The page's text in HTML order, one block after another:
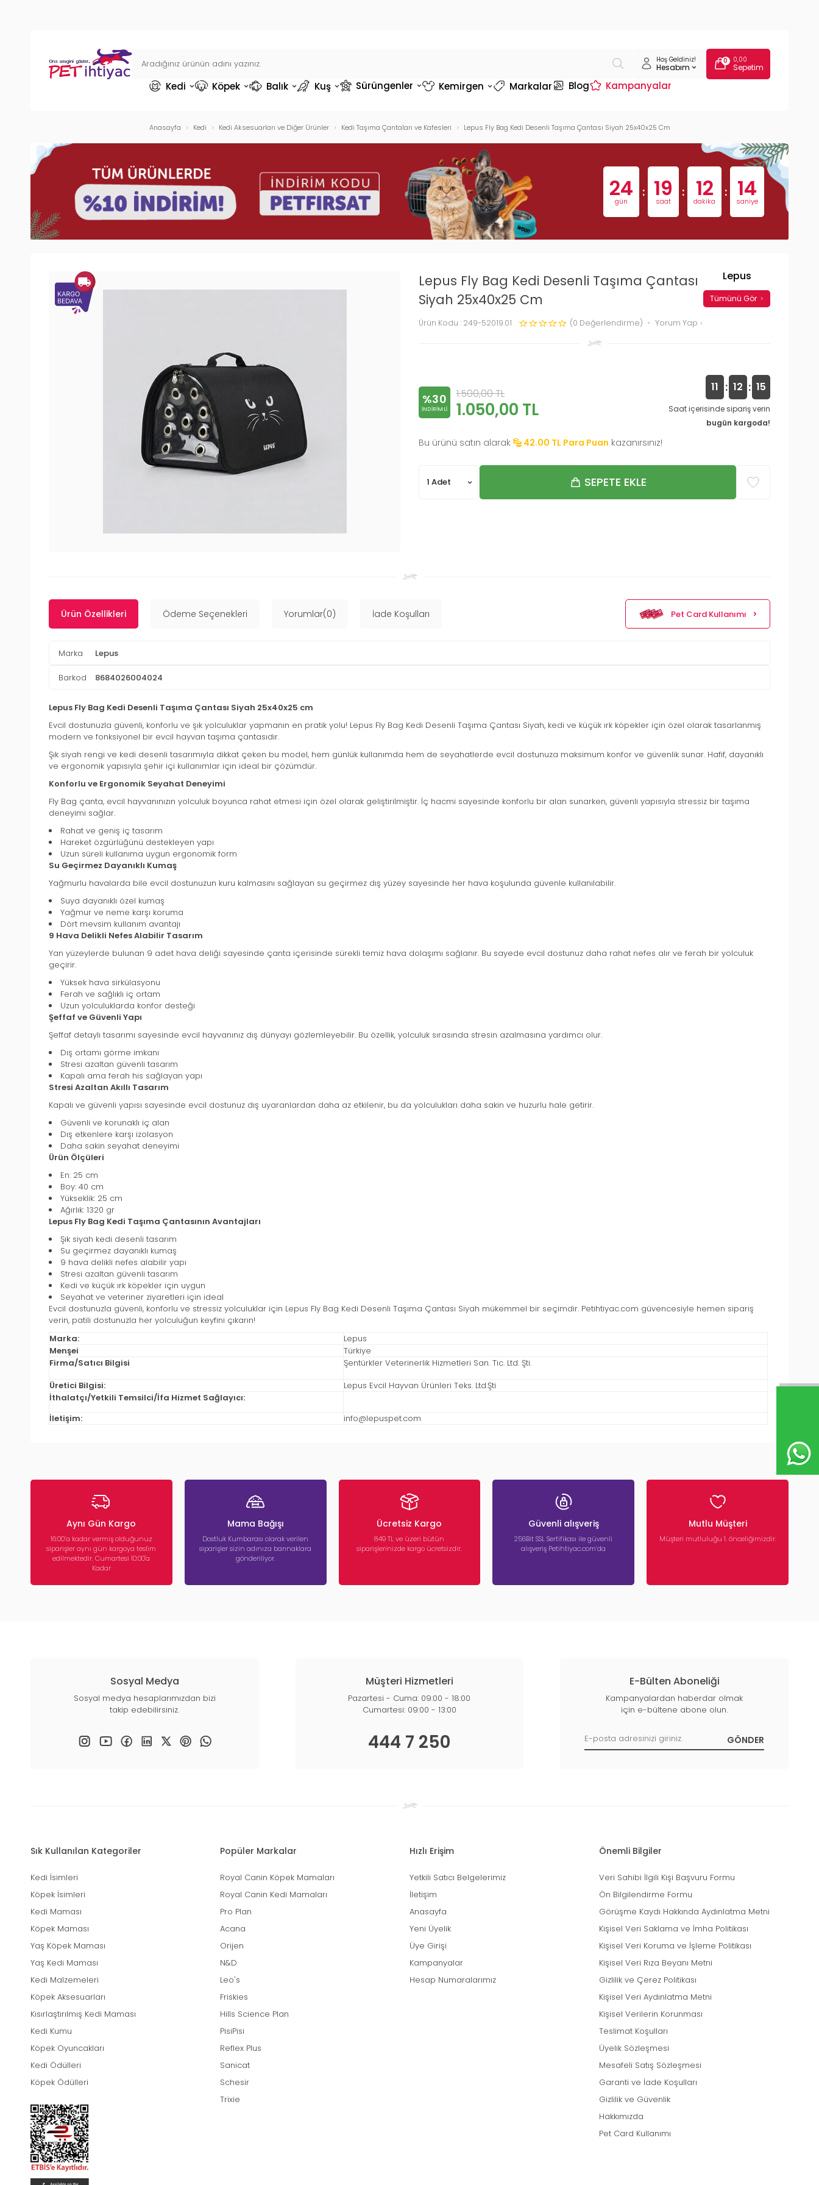
Hoş Geldiniz!
Hesabım
0 0,00
Sepetim
Kedi Köpek Balık Kuş Sürüngenler Kemirgen Markalar Blog Kampanyalar
Anasayfa Kedi Kedi Aksesuarları ve Diğer Ürünler Kedi Taşıma Çantaları ve Kafesleri Lepus Fly Bag Kedi Desenli Taşıma Çantası Siyah 25x40x25 Cm
24
gün
: 19
saat
: 12
dakika
: 13
saniye
Lepus Fly Bag Kedi Desenli Taşıma Çantası
Siyah 25x40x25 Cm
Ürün Kodu : 249-52019.01 (0 Değerlendirme) Yorum Yap
Lepus
Tümünü Gör
%30
INDIRIMLI
1.500,00TL
1.050,00 TL
11 : 12 : 15
Saat içerisinde sipariş verin
bugün kargoda!
Bu ürünü satın alarak 42.00 TL Para Puan kazanırsınız!
SEPETE EKLE
Ürün Özellikleri Ödeme Seçenekleri Yorumlar(0) İade Koşulları Pet Card Kullanımı
Marka Lepus
Barkod 8684026004024
Lepus Fly Bag Kedi Desenli Taşıma Çantası Siyah 25x40x25 cm
Evcil dostunuzla güvenli, konforlu ve şık yolculuklar yapmanın en pratik yolu! Lepus Fly Bag Kedi Desenli Taşıma Çantası Siyah, kedi ve küçük ırk köpekler için özel olarak tasarlanmış
modern ve fonksiyonel bir evcil hayvan taşıma çantasıdır.
Şık siyah rengi ve kedi desenli tasarımıyla dikkat çeken bu model, hem günlük kullanımda hem de seyahatlerde evcil dostunuza maksimum konfor ve güvenlik sunar. Hafif, dayanıklı
ve ergonomik yapısıyla şehir içi kullanımlar için ideal bir çözümdür.
Konforlu ve Ergonomik Seyahat Deneyimi
Fly Bag çanta, evcil hayvanınızın yolculuk boyunca rahat etmesi için özel olarak geliştirilmiştir. İç hacmi sayesinde konforlu bir alan sunarken, güvenli yapısıyla stressiz bir taşıma
deneyimi sağlar.
Rahat ve geniş iç tasarım
Hareket özgürlüğünü destekleyen yapı
Uzun süreli kullanıma uygun ergonomik form
Su Geçirmez Dayanıklı Kumaş
Yağmurlu havalarda bile evcil dostunuzun kuru kalmasını sağlayan su geçirmez dış yüzey sayesinde her hava koşulunda güvenle kullanılabilir.
Suya dayanıklı özel kumaş
Yağmur ve neme karşı koruma
Dört mevsim kullanım avantajı
9 Hava Delikli Nefes Alabilir Tasarım
Yan yüzeylerde bulunan 9 adet hava deliği sayesinde çanta içerisinde sürekli temiz hava dolaşımı sağlanır. Bu sayede evcil dostunuz daha rahat nefes alır ve ferah bir yolculuk
geçirir.
Yüksek hava sirkülasyonu
Ferah ve sağlıklı iç ortam
Uzun yolculuklarda konfor desteği
Şeffaf ve Güvenli Yapı
Şeffaf detaylı tasarımı sayesinde evcil hayvanınız dış dünyayı gözlemleyebilir. Bu özellik, yolculuk sırasında stresin azalmasına yardımcı olur.
Dış ortamı görme imkanı
Stresi azaltan güvenli tasarım
Kapalı ama ferah his sağlayan yapı
Stresi Azaltan Akıllı Tasarım
Kapalı ve güvenli yapısı sayesinde evcil dostunuz dış uyaranlardan daha az etkilenir, bu da yolculukları daha sakin ve huzurlu hale getirir.
Güvenli ve korunaklı iç alan
Dış etkenlere karşı izolasyon
Daha sakin seyahat deneyimi
Ürün Ölçüleri
En: 25 cm
Boy: 40 cm
Yükseklik: 25 cm
Ağırlık: 1320 gr
Lepus Fly Bag Kedi Taşıma Çantasının Avantajları
Şık siyah kedi desenli tasarım
Su geçirmez dayanıklı kumaş
9 hava delikli nefes alabilir yapı
Stresi azaltan güvenli tasarım
Kedi ve küçük ırk köpekler için uygun
Seyahat ve veteriner ziyaretleri için ideal
Evcil dostunuzla güvenli, konforlu ve stressiz yolculuklar için Lepus Fly Bag Kedi Desenli Taşıma Çantası Siyah mükemmel bir seçimdir. Petihtiyac.com güvencesiyle hemen sipariş
verin, patili dostunuzla her yolculuğun keyfini çıkarın!
Marka:
Lepus
Menşei
Türkiye
Firma/Satıcı Bilgisi
Şentürkler Veterinerlik Hizmetleri San. Tic. Ltd. Şti.
Üretici Bilgisi:
Lepus Evcil Hayvan Ürünleri Teks. Ltd.Şti
İthalatçı/Yetkili Temsilci/İfa Hizmet Sağlayıcı:
İletişim:
info@lepuspet.com
Aynı Gün Kargo
16:00’a kadar vermiş olduğunuz
siparişler aynı gün kargoya teslim
edilmektedir. Cumartesi 10:00'a
Kadar
Mama Bağışı
Dostluk Kumbarası olarak verilen
siparişler sizin adınıza barınaklara
gönderiliyor.
Ücretsiz Kargo
849 TL ve üzeri bütün
siparişlerinizde kargo ücretsizdir.
Güvenli alışveriş
256Bit SSL Sertifikası ile güvenli
alışveriş Petihtiyac.com’da
Mutlu Müşteri
Müşteri mutluluğu 1. önceliğimizdir.
Sosyal Medya
Sosyal medya hesaplarımızdan bizi
takip edebilirsiniz.
Müşteri Hizmetleri
Pazartesi - Cuma: 09:00 - 18:00
Cumartesi: 09:00 - 13:00
444 7 250
E-Bülten Aboneliği
Kampanyalardan haberdar olmak
için e-bültene abone olun.
Sık Kullanılan Kategoriler
Kedi İsimleri
Köpek İsimleri
Kedi Maması
Köpek Maması
Yaş Köpek Maması
Yaş Kedi Maması
Kedi Malzemeleri
Köpek Aksesuarları
Kısırlaştırılmış Kedi Maması
Kedi Kumu
Köpek Oyuncakları
Kedi Ödülleri
Köpek Ödülleri
Popüler Markalar
Royal Canin Köpek Mamaları
Royal Canin Kedi Mamaları
Pro Plan
Acana
Orijen
N&D
Leo's
Friskies
Hills Science Plan
PisiPisi
Reflex Plus
Sanicat
Schesir
Trixie
Hızlı Erişim
Yetkili Satıcı Belgelerimiz
İletişim
Anasayfa
Yeni Üyelik
Üye Girişi
Kampanyalar
Hesap Numaralarımız
Önemli Bilgiler
Veri Sahibi İlgili Kişi Başvuru Formu
Ön Bilgilendirme Formu
Görüşme Kaydı Hakkında Aydınlatma Metni
Kişisel Veri Saklama ve İmha Politikası
Kişisel Veri Koruma ve İşleme Politikası
Kişisel Veri Rıza Beyanı Metni
Gizlilik ve Çerez Politikası
Kişisel Veri Aydınlatma Metni
Kişisel Verilerin Korunması
Teslimat Koşulları
Üyelik Sözleşmesi
Mesafeli Satış Sözleşmesi
Garanti ve İade Koşulları
Gizlilik ve Güvenlik
Hakkımızda
Pet Card Kullanımı